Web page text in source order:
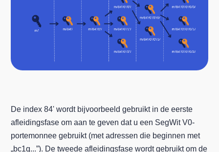
De index 84' wordt bijvoorbeeld gebruikt in de eerste
afleidingsfase om aan te geven dat u een SegWit V0-
portemonnee gebruikt (met adressen die beginnen met
„bc1q...”). De tweede afleidingsfase wordt gebruikt om de